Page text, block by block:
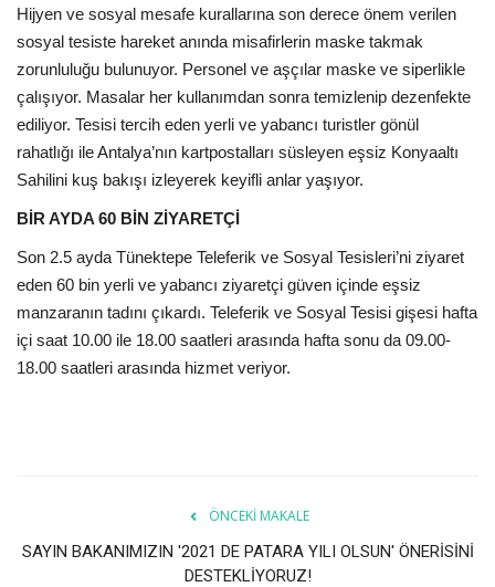
Hijyen ve sosyal mesafe kurallarına son derece önem verilen
sosyal tesiste hareket anında misafirlerin maske takmak
zorunluluğu bulunuyor. Personel ve aşçılar maske ve siperlikle
çalışıyor. Masalar her kullanımdan sonra temizlenip dezenfekte
ediliyor. Tesisi tercih eden yerli ve yabancı turistler gönül
rahatlığı ile Antalya’nın kartpostalları süsleyen eşsiz Konyaaltı
Sahilini kuş bakışı izleyerek keyifli anlar yaşıyor.
BİR AYDA 60 BİN ZİYARETÇİ
Son 2.5 ayda Tünektepe Teleferik ve Sosyal Tesisleri’ni ziyaret
eden 60 bin yerli ve yabancı ziyaretçi güven içinde eşsiz
manzaranın tadını çıkardı. Teleferik ve Sosyal Tesisi gişesi hafta
içi saat 10.00 ile 18.00 saatleri arasında hafta sonu da 09.00-
18.00 saatleri arasında hizmet veriyor.
ÖNCEKI MAKALE
SAYIN BAKANIMIZIN '2021 DE PATARA YILI OLSUN' ÖNERİSİNİ
DESTEKLİYORUZ!